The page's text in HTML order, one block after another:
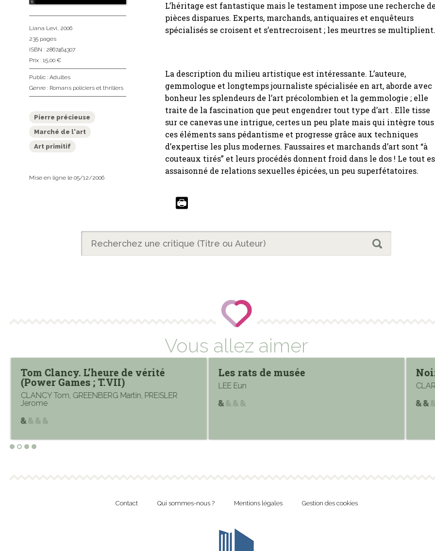
L’héritage est fantastique mais le testament impose une recherche
pièces disparues. Experts, marchands, antiquaires et enquêteurs
spécialisés se croisent et s’entrecroisent ; les meurtres se
La description du milieu artistique est intéressante. L’auteure,
gemmologue et longtemps journaliste spécialisée en art, aborde avec
bonheur les splendeurs de l’art précolombien et la gemmologie ; elle
traite de la fascination que peut engendrer tout type d’art . Elle tisse
sur ce canevas une intrigue, certes un peu plate mais qui intègre tous
ces éléments sans pédantisme et progresse grâce aux techniques
d’expertise les plus modernes. Faussaires et marchands d’art sont “à
couteaux tirés” et leurs procédés donnent froid dans le dos ! Le tout
assaisonné de relations sexuelles épicées, un peu superfétatoires.
Liana Levi, 2006
235 pages
ISBN : 2867464307
Prix : 15,00 €
Public : Adultes
Genre : Romans policiers et thrillers
Pierre précieuse
Marché de l'art
Art primitif
Mise en ligne le 05/12/2006
Vous allez aimer
Tom Clancy. L’heure de vérité
(Power Games ; T.VII)
CLANCY Tom, GREENBERG Martin, PREISLER
Jerome
Les rats de musée
LEE Eun
Contact Qui sommes-nous ? Mentions légales Gestion des cookies